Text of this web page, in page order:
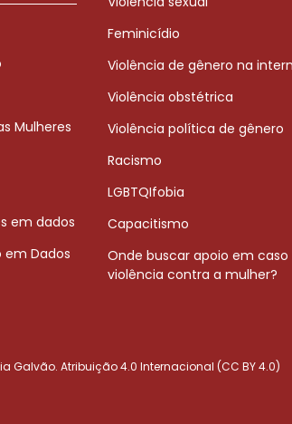
Mulheres
em dados
em Dados
Feminicídio
Violência de gênero na
Violência obstétrica
Violência política de gênero
Racismo
LGBTQIfobia
Capacitismo
Onde buscar apoio em caso
violência contra a mulher?
Galvão. Atribuição 4.0 Internacional (CC BY 4.0)